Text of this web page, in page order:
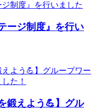
ージ制度』を行い
鍛えよう💪】グル